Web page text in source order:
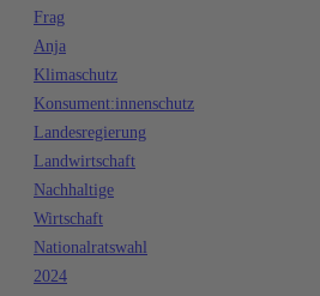
Frag
Anja
Klimaschutz
Konsument:innenschutz
Landesregierung
Landwirtschaft
Nachhaltige
Wirtschaft
Nationalratswahl
2024